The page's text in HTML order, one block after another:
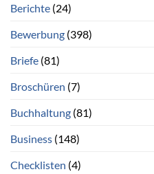
Berichte (24)
Bewerbung (398)
Briefe (81)
Broschüren (7)
Buchhaltung (81)
Business (148)
Checklisten (4)